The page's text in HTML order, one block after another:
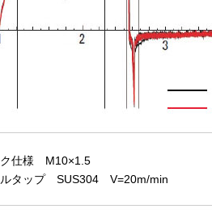
ク仕様 M10×1.5
ルタップ SUS304 V=20m/min